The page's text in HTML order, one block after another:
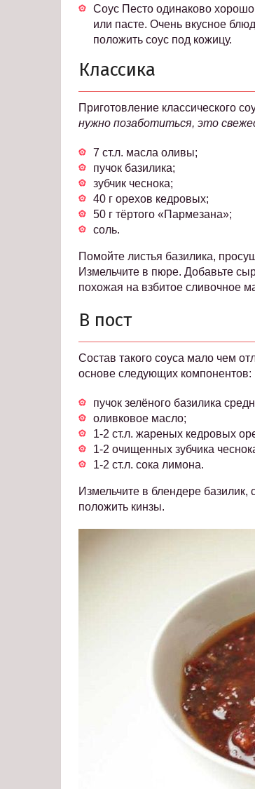
Соус Песто одинаково
или пасте. Очень вкусное
положить соус под кожицу.
Классика
Приготовление классического
нужно позаботиться, это
7 ст.л. масла оливы;
пучок базилика;
зубчик чеснока;
40 г орехов кедровых;
50 г тёртого «Пармезана»;
соль.
Помойте листья базилика,
Измельчите в пюре. Добавьте
похожая на взбитое сливочное
В пост
Состав такого соуса мало чем
основе следующих компонентов:
пучок зелёного базилика
оливковое масло;
1-2 ст.л. жареных кедровых
1-2 очищенных зубчика
1-2 ст.л. сока лимона.
Измельчите в блендере базилик,
положить кинзы.